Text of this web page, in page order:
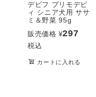
デビフ プリモデビ
ィ シニア犬用 ササ
ミ＆野菜 95g
販売価格 ¥297
税込
カートに入れる